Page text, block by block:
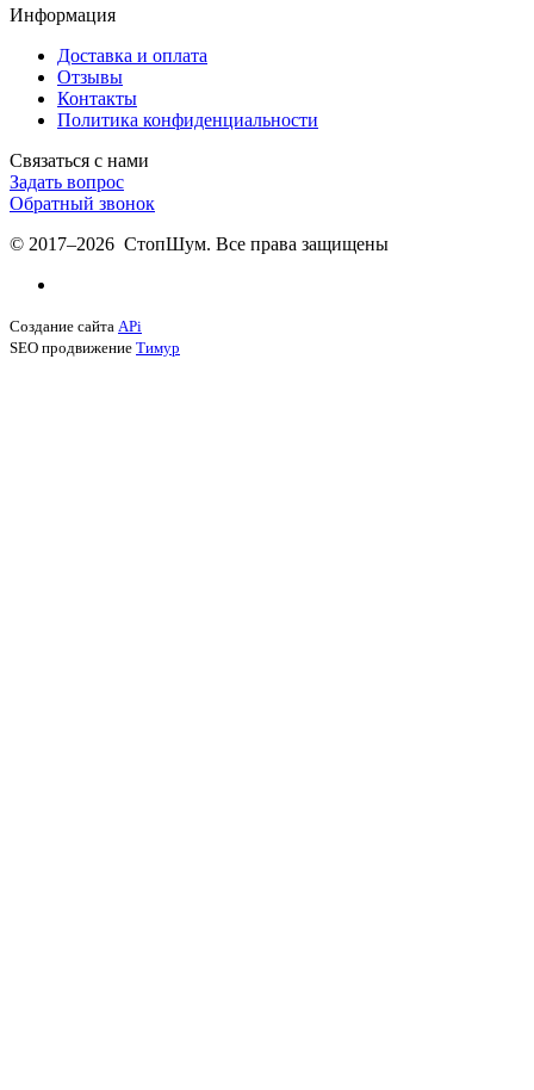
Информация
Доставка и оплата
Отзывы
Контакты
Политика конфиденциальности
Связаться с нами
Задать вопрос
Обратный звонок
© 2017–2026 СтопШум. Все права защищены
Создание сайта APi
SEO продвижение Тимур